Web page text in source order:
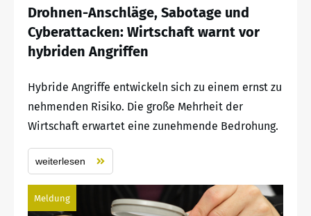
Drohnen-Anschläge, Sabotage und
Cyberattacken: Wirtschaft warnt vor
hybriden Angriffen
Hybride Angriffe entwickeln sich zu einem ernst zu
nehmenden Risiko. Die große Mehrheit der
Wirtschaft erwartet eine zunehmende Bedrohung.
weiterlesen
Meldung